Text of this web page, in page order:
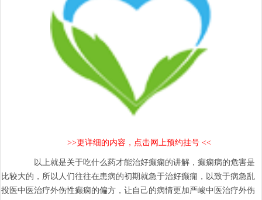
>>更详细的内容，点击网上预约挂号 <<
以上就是关于吃什么药才能治好癫痫的讲解，癫痫病的危害是
比较大的，所以人们往往在患病的初期就急于治好癫痫，以致于病急乱
投医中医治疗外伤性癫痫的偏方，让自己的病情更加严峻中医治疗外伤